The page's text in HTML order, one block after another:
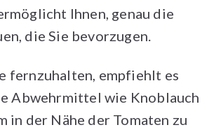
Ihnen, genau die
die Sie bevorzugen.
fernzuhalten, empfiehlt es
Abwehrmittel wie Knoblauch
in der Nähe der Tomaten zu